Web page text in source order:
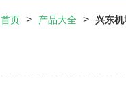
首页 > 产品大全 > 兴东